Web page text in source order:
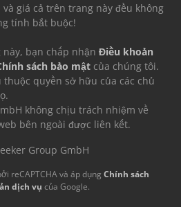
giá cả trên trang này đều không
tính bắt buộc!
bạn chấp nhận Điều khoản
sách bảo mật của chúng tôi.
quyền sở hữu của các chủ
không chịu trách nhiệm về
bên ngoài được liên kết.
Group GmbH
reCAPTCHA và áp dụng Chính sách
dịch vụ của Google.